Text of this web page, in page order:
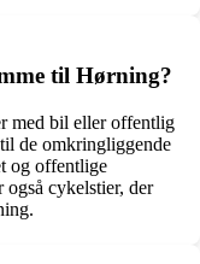
til Hørning?
med bil eller offentlig
de omkringliggende
og offentlige
også cykelstier, der